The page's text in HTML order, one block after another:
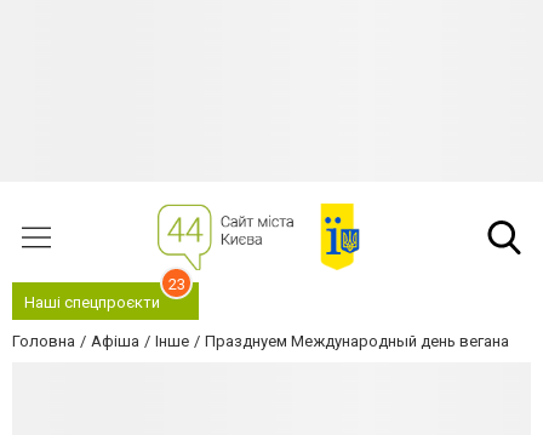
Наші спецпроєкти
23
Головна Афіша Інше Празднуем Международный день вегана